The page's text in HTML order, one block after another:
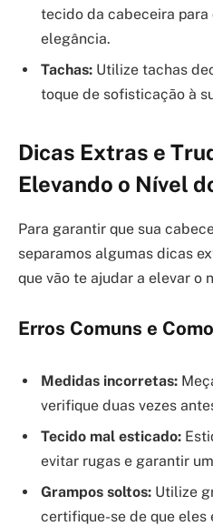
tecido da cabeceira para
elegância.
Tachas: Utilize tachas
toque de sofisticação à
Dicas Extras e
Elevando o Nível
Para garantir que sua
separamos algumas dicas
que vão te ajudar a elevar o
Erros Comuns e
Medidas incorretas:
verifique duas vezes
Tecido mal esticado:
evitar rugas e garantir
Grampos soltos: Utilize
certifique-se de que eles